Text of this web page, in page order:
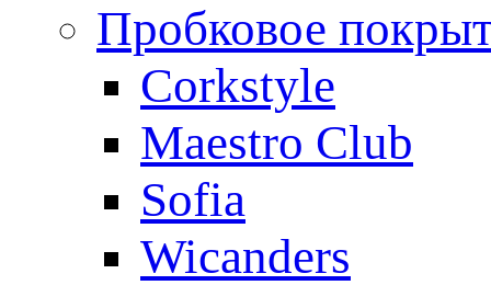
Пробковое
Corkstyle
Maestro Club
Sofia
Wicanders